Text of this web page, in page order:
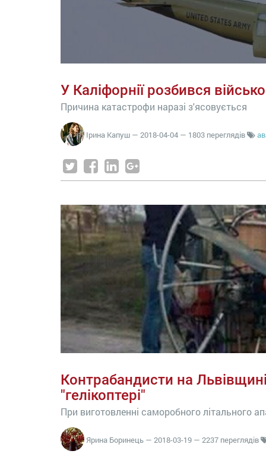
У Каліфорнії розбився
Причина катастрофи наразі з'ясовується
Ірина Капуш — 2018-04-04 — 1803 переглядів
Контрабандисти на
"гелікоптері"
При виготовленні саморобного літального
Ярина Боринець — 2018-03-19 — 2237 переглядів